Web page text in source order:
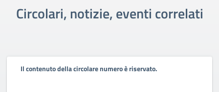
Circolari, notizie, eventi correlati
Il contenuto della circolare numero è riservato.